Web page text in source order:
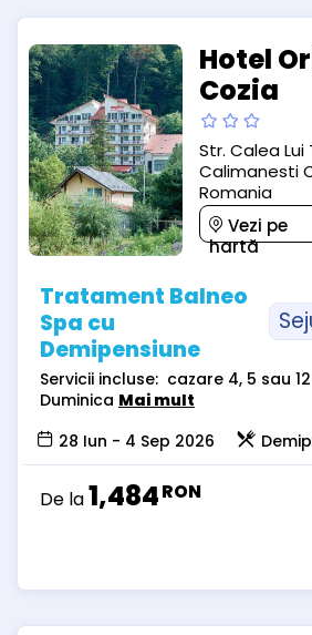
Hotel
Cozia
Str. Calea Lui
Calimanesti
Romania
Vezi pe
hartă
Tratament Balneo
Spa cu
Demipensiune
Servicii incluse: cazare 4, 5 sau
Duminica Mai mult
28 Iun - 4 Sep 2026
De la1,484RON